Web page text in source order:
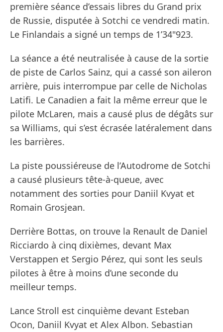
première séance d’essais libres du Grand prix
de Russie, disputée à Sotchi ce vendredi matin.
Le Finlandais a signé un temps de 1’34"923.
La séance a été neutralisée à cause de la sortie
de piste de Carlos Sainz, qui a cassé son aileron
arrière, puis interrompue par celle de Nicholas
Latifi. Le Canadien a fait la même erreur que le
pilote McLaren, mais a causé plus de dégâts sur
sa Williams, qui s’est écrasée latéralement dans
les barrières.
La piste poussiéreuse de l’Autodrome de Sotchi
a causé plusieurs tête-à-queue, avec
notamment des sorties pour Daniil Kvyat et
Romain Grosjean.
Derrière Bottas, on trouve la Renault de Daniel
Ricciardo à cinq dixièmes, devant Max
Verstappen et Sergio Pérez, qui sont les seuls
pilotes à être à moins d’une seconde du
meilleur temps.
Lance Stroll est cinquième devant Esteban
Ocon, Daniil Kvyat et Alex Albon. Sebastian